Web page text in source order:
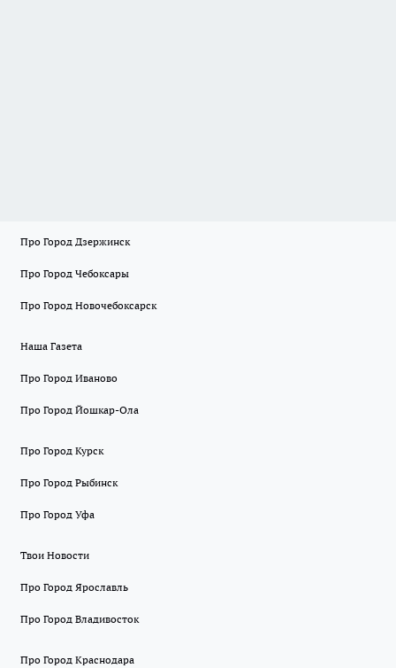
Про Город Дзержинск
Про Город Чебоксары
Про Город Новочебоксарск
Наша Газета
Про Город Иваново
Про Город Йошкар-Ола
Про Город Курск
Про Город Рыбинск
Про Город Уфа
Твои Новости
Про Город Ярославль
Про Город Владивосток
Про Город Краснодара